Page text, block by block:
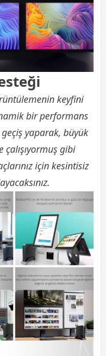
keyfini
bir performans
yaparak, büyük
gibi
için kesintisiz